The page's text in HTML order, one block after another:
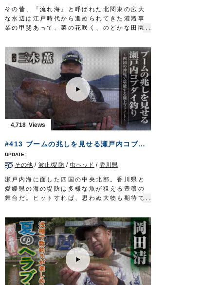
ハリ：スーパー山女魚 7号
タックル（練り船マハゼ）
竿：江戸和竿 8尺
道糸：PE 1号
ハゼライト 5号
タックル（ホンモロコ）
竿：ハエ用竿 5.4m
道糸：ザイト・渓流 0.4～0.6号
オモリ：ガン玉 6号×4個
ハリス：ナイロン 0.4号
へらダブルサルカンダルマ型 22号
エサ：アカムシ／ホソミミズ
ハリ：モロコ 2号／2.5号
OWNERMOVIE http://ownertv.jp/
オーナーばりwebsite
http://www.owner.co.jp
その昔、『流れ海』と呼ばれた北関東の広大
な水辺は江戸時代から進められてきた灌漑事
業の甲斐あって、菜の花咲く、のどかな田園
利根川水系の水を引く用水路は、多様な魚が
棲息する魅惑のフィールド。人工の小川、ホ
ソに糸を垂れる。狙うのはマブナ。その釣り
は「フナに始まりフナに終わる」という言葉
通り間口が広く奥深い。爽やかな風に誘われ
マブナと遊ぶのは小春友樹さん。埼玉は川越
に居を構える和竿職人だ。
経済産業省が伝統的工芸品の製作者団体とし
て認定する「江戸和竿組合」に今年加入した
三人のうちの一人が小春さん。その作品は精
っている。次代を担う和竿職人の果てなき旅
路。道は険しくとも…手堅く、歩を進めるの
みだ。
タックル
竿：和竿 6本継ぎ 8尺(2.4m)
道糸：ナイロン 1号
仕掛け：シモリ仕掛け
シモリ玉 2号 1個／1号 3個
ハリス：0.8号
ハリ：フナ鈎5号
放送日 2020年5月3日
OWNERMOVIEhttp://ownertv.jp/
オーナーばりwebsite
http://www.owner.co.jp
4,718
#413 ブームの兆しを見せる瀬戸内コブダイ釣り～四国の沖堤で堪能する極上ファイト～
その他 / 波止/堤防 / 虫ヘッド / 香川県
瀬戸内海に面した四国の中央北部。香川県と
愛媛県の海の堤防は多様な魚が狙える豊穣の
舞台だ。ヒットすれば、思わぬ大物も期待で
１メートルにも達するベラ科の魚。成魚にな
ると頭部に特徴的なコブが張り出す個性的な
ターゲットだ。
堤防に竿を出し、神経を研ぎ澄ましアタリを
待つのは三木薫さん。香川県の釣具店店長と
して、コブダイ釣りの魅力を発信している。
チヌ釣りにおいては大敵となるコブダイを主
役に据えた四国の釣り。